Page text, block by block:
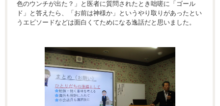
色のウンチが出た？」と医者に質問されたとき咄嗟に「ゴール
ド」と答えたら、「お前は神様か」というやり取りがあったとい
うエビソードなどは面白くてためになる逸話だと思いました。